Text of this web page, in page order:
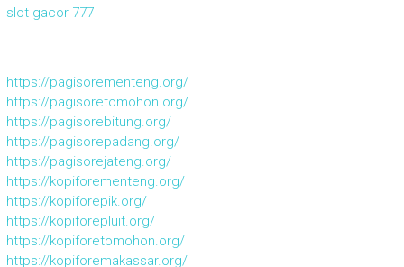
slot gacor 777
https://pagisorementeng.org/
https://pagisoretomohon.org/
https://pagisorebitung.org/
https://pagisorepadang.org/
https://pagisorejateng.org/
https://kopiforementeng.org/
https://kopiforepik.org/
https://kopiforepluit.org/
https://kopiforetomohon.org/
https://kopiforemakassar.org/